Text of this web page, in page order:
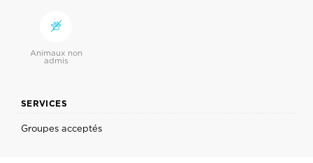
Animaux non
admis
SERVICES
Groupes acceptés